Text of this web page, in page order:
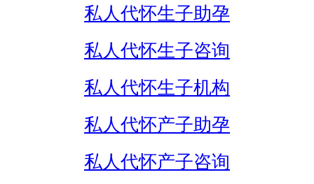
私人代怀生子助孕
私人代怀生子咨询
私人代怀生子机构
私人代怀产子助孕
私人代怀产子咨询